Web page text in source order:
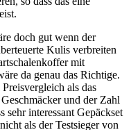
doch gut wenn der
Kulis verbreiten
mit
da genau das Richtige.
als das
und der Zahl
sehr interessant Gepäckset
als der Testsieger von